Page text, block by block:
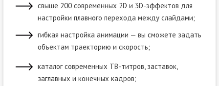
свыше 200 современных 2D и 3D-эффектов для
настройки плавного перехода между слайдами;
гибкая настройка анимации — вы сможете задать
объектам траекторию и скорость;
каталог современных ТВ-титров, заставок,
заглавных и конечных кадров;